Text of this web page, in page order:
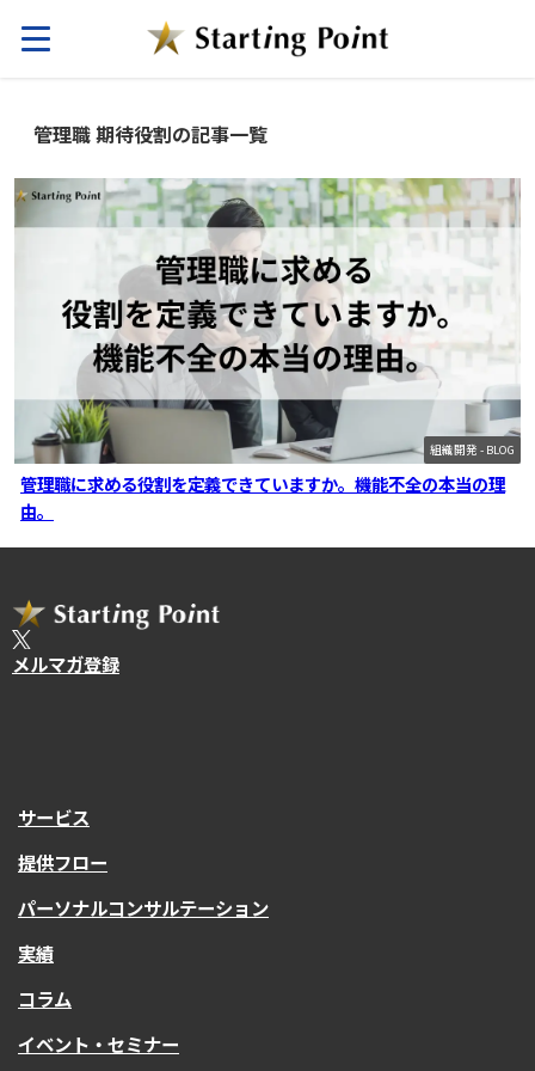
管理職 期待役割の記事一覧
組織開発 - BLOG
管理職に求める役割を定義できていますか。機能不全の本当の理
由。
メルマガ登録
サービス
提供フロー
パーソナルコンサルテーション
実績
コラム
イベント・セミナー